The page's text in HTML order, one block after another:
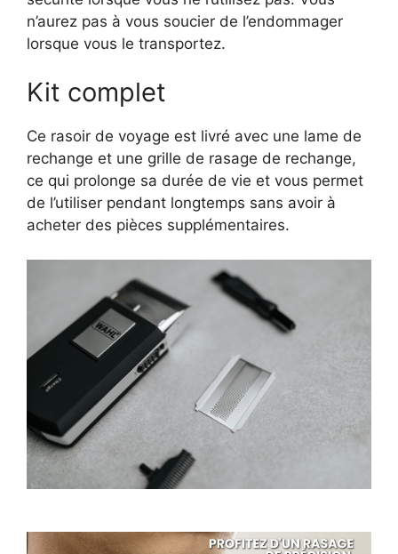
n’aurez pas à vous soucier de l’endommager
lorsque vous le transportez.
Kit complet
Ce rasoir de voyage est livré avec une lame de
rechange et une grille de rasage de rechange,
ce qui prolonge sa durée de vie et vous permet
de l’utiliser pendant longtemps sans avoir à
acheter des pièces supplémentaires.